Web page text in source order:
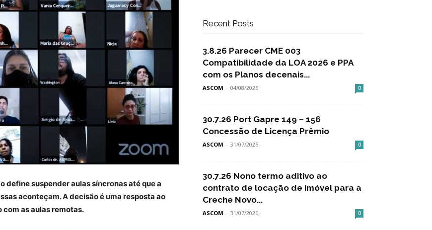
define suspender aulas síncronas até que a
aconteçam. A decisão é uma resposta ao
as aulas remotas.
Recent Posts
3.8.26 Parecer CME 003
Compatibilidade da LOA 2026 e PPA
com os Planos decenais...
ASCOM - 04/08/2026 0
30.7.26 Port Gapre 149 – 156
Concessão de Licença Prêmio
ASCOM - 31/07/2026 0
30.7.26 Nono termo aditivo ao
contrato de locação de imóvel para a
Creche Novo...
ASCOM - 31/07/2026 0